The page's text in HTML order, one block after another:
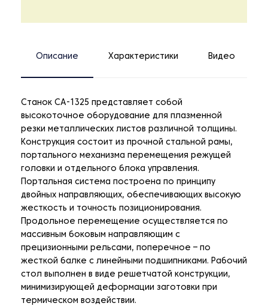
Описание Характеристики Видео
Станок CA-1325 представляет собой
высокоточное оборудование для плазменной
резки металлических листов различной толщины.
Конструкция состоит из прочной стальной рамы,
портального механизма перемещения режущей
головки и отдельного блока управления.
Портальная система построена по принципу
двойных направляющих, обеспечивающих высокую
жесткость и точность позиционирования.
Продольное перемещение осуществляется по
массивным боковым направляющим с
прецизионными рельсами, поперечное – по
жесткой балке с линейными подшипниками. Рабочий
стол выполнен в виде решетчатой конструкции,
минимизирующей деформации заготовки при
термическом воздействии.